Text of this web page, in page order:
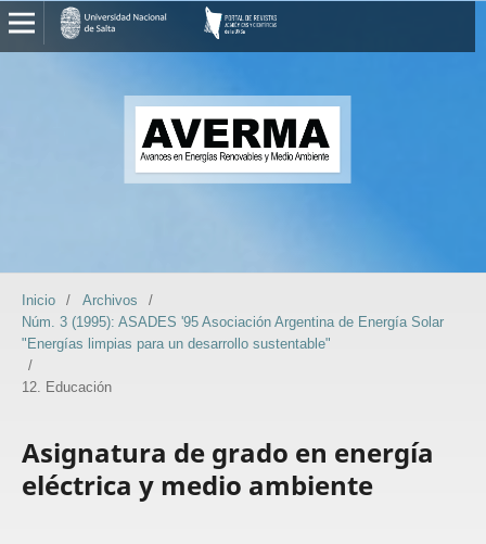
Inicio / Archivos
/
Núm. 3 (1995): ASADES '95 Asociación Argentina de Energía Solar
"Energías limpias para un desarrollo sustentable"
/
12. Educación
Asignatura de grado en energía
eléctrica y medio ambiente